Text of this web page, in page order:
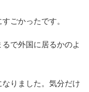
ごかったです。
で外国に居るかのよ
りました。気分だけ